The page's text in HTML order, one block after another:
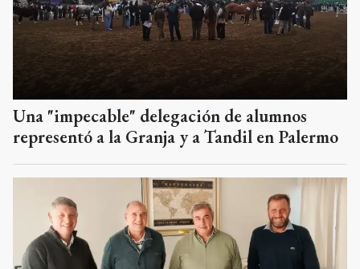
Una "impecable" delegación de alumnos
representó a la Granja y a Tandil en Palermo